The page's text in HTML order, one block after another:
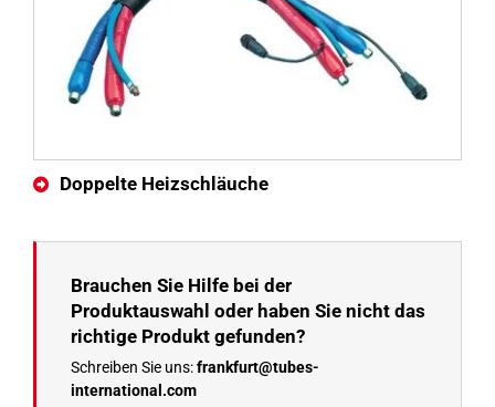
Doppelte Heizschläuche
Brauchen Sie Hilfe bei der
Produktauswahl oder haben Sie nicht das
richtige Produkt gefunden?
Schreiben Sie uns:frankfurt@tubes-
international.com